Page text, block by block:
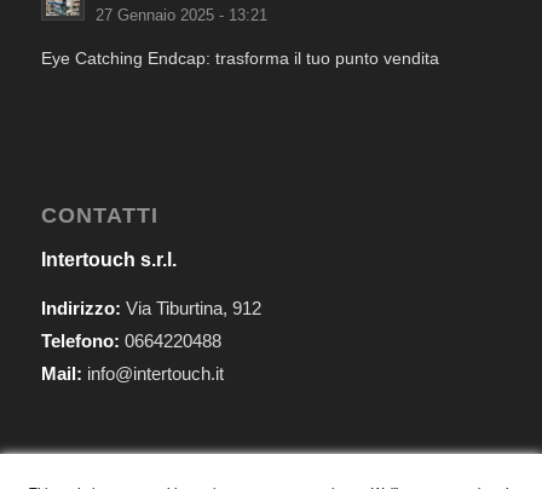
27 Gennaio 2025 - 13:21
Eye Catching Endcap: trasforma il tuo punto vendita
CONTATTI
Intertouch s.r.l.
Indirizzo: Via Tiburtina, 912
Telefono: 0664220488
Mail: info@intertouch.it